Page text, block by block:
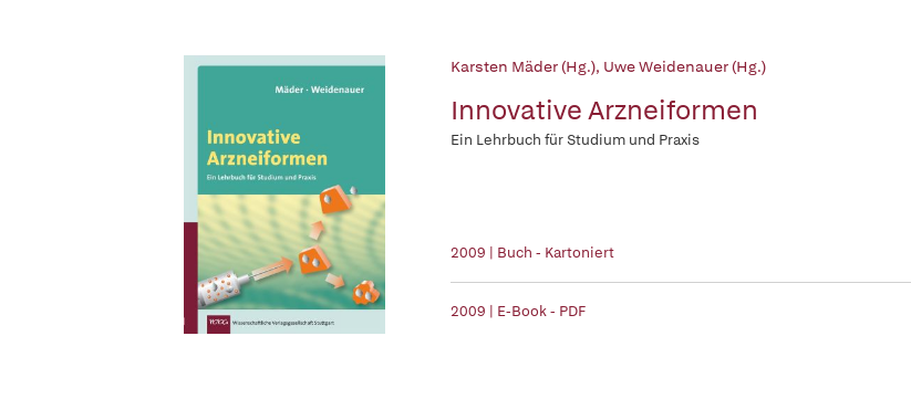
Karsten Mäder (Hg.), Uwe Weidenauer (Hg.)
Innovative Arzneiformen
Ein Lehrbuch für Studium und Praxis
2009 | Buch - Kartoniert
2009 | E-Book - PDF